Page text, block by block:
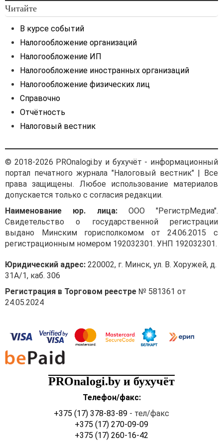
Читайте
В курсе событий
Налогообложение организаций
Налогообложение ИП
Налогообложение иностранных организаций
Налогообложение физических лиц
Справочно
Отчётность
Налоговый вестник
© 2018-2026 PROnalogi.by и бухучёт - информационный
портал печатного журнала "Налоговый вестник" | Все
права защищены. Любое использование материалов
допускается только с согласия редакции.
Наименование юр. лица:ООО "РегистрМедиа".
Свидетельство о государственной регистрации
выдано Минским горисполкомом от 24.06.2015 с
регистрационным номером 192032301. УНП 192032301.
Юридический адрес: 220002, г. Минск, ул. В. Хоружей, д.
31А/1, каб. 306
Регистрация в Торговом реестре № 581361 от
24.05.2024
PROnalogi.by и бухучёт
Телефон/факс:
+375 (17) 378-83-89 - тел/факс
+375 (17) 270-09-09
+375 (17) 260-16-42